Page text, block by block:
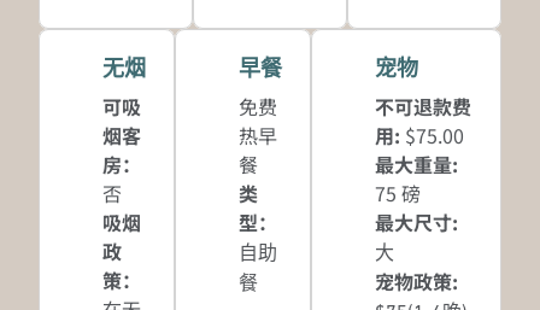
无烟
可吸
烟客
房：
否
吸烟
政
策：
早餐
免费
热早
餐
类
型：
自助
餐
宠物
不可退款费
用: $75.00
最大重量:
75 磅
最大尺寸:
大
宠物政策: